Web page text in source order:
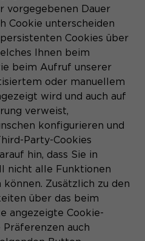
vorgegebenen Dauer
Cookie unterscheiden
Cookies über
Ihnen beim
beim Aufruf unserer
oder manuellem
wird und auch auf
verweist,
konfigurieren und
Party-Cookies
hin, dass Sie in
nicht alle Funktionen
Zusätzlich zu den
über das beim
angezeigte Cookie-
Präferenzen auch